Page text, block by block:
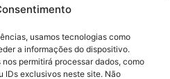
usamos tecnologias como
a informações do dispositivo.
permitirá processar dados, como
IDs exclusivos neste site. Não